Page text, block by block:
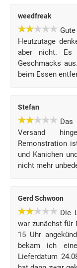
weedfreak
Heutzutage
aber nicht. Es
Geschmacks
beim Essen
Stefan
Das
Versand
Remonstration
und Kanichen
nicht mehr
Gerd Schwoon
Die
war zunächst für
15 Uhr
bekam ich
Lieferdatum